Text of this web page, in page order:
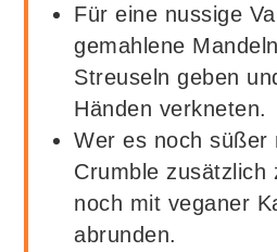
Für eine nussige
gemahlene
Streuseln geben
Händen verkneten.
Wer es noch süßer
Crumble zusätzlich
noch mit veganer
abrunden.